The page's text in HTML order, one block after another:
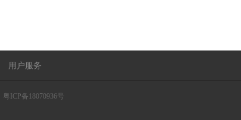
用户服务
粤ICP备18070936号